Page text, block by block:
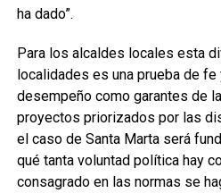
ha dado”.
Para los alcaldes locales esta
localidades es una prueba de fe
desempeño como garantes de
proyectos priorizados por las
el caso de Santa Marta será
qué tanta voluntad política hay
consagrado en las normas se